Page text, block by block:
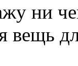
ни
вещь